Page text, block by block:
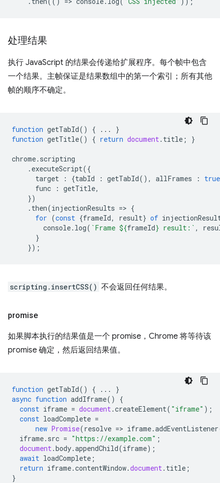
处理结果
执行 JavaScript 的结果会传递给扩展程序。每个帧中包含
一个结果。主帧保证是结果数组中的第一个索引；所有其他
帧的顺序不确定。
function getTabId() { ...
}
function getTitle() { return document. title ; }
chrome. scripting
. executeScript({
target
: {tabId : getTabId(), allFrames :
true
func
: getTitle,
})
. then(injectionResults => {
for (const {frameId, result} of
console. log( `Frame ${frameId} result:` ,
}
});
scripting.insertCSS() 不会返回任何结果。
promise
如果脚本执行的结果值是一个 promise，Chrome 将等待该
promise 确定，然后返回结果值。
function getTabId() { ...
}
async function addIframe()
{
const iframe = document.createElement( "iframe" );
const loadComplete =
new Promise(resolve => iframe.addEventListener
iframe. src = "https://example.com" ;
document.body.appendChild(iframe);
await loadComplete ;
return iframe.contentWindow.document. title ;
}